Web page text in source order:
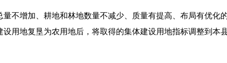
增加、耕地和林地数量不减少、质量有提高、布局有优化
用地复垦为农用地后，将取得的集体建设用地指标调整到